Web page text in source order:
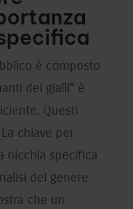
è composto
dei gialli" è
Questi
chiave per
nicchia specifica
del genere
che un